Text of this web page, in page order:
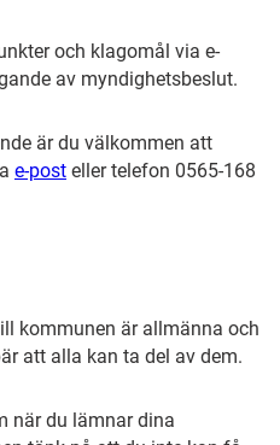
och klagomål via e-
av myndighetsbeslut.
är du välkommen att
e-post eller telefon 0565-168
kommunen är allmänna och
att alla kan ta del av dem.
när du lämnar dina